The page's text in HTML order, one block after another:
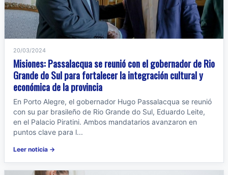
20/03/2024
Misiones: Passalacqua se reunió con el gobernador de Rio
Grande do Sul para fortalecer la integración cultural y
económica de la provincia
En Porto Alegre, el gobernador Hugo Passalacqua se reunió
con su par brasileño de Rio Grande do Sul, Eduardo Leite,
en el Palacio Piratini. Ambos mandatarios avanzaron en
puntos clave para l...
Leer noticia →